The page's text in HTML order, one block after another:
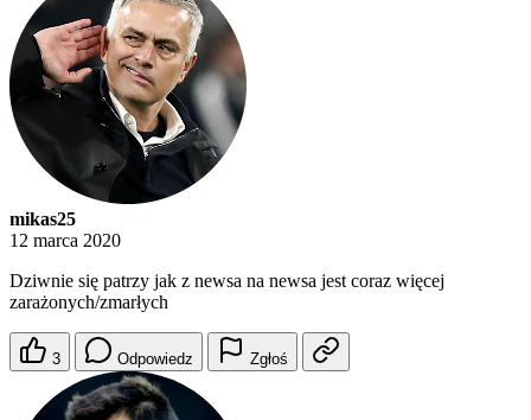
mikas25
12 marca 2020
Dziwnie się patrzy jak z newsa na newsa jest coraz więcej
zarażonych/zmarłych
3 Odpowiedz Zgłoś